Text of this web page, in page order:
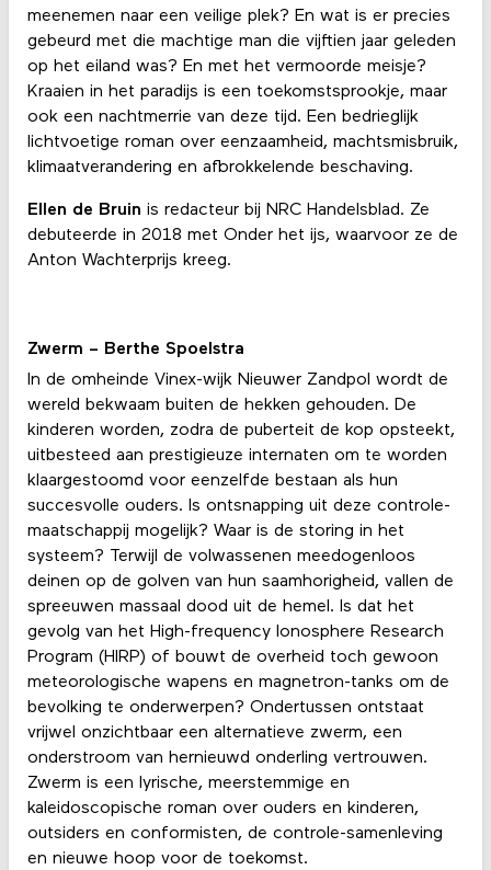
meenemen naar een veilige plek? En wat is er precies
gebeurd met die machtige man die vijftien jaar geleden
op het eiland was? En met het vermoorde meisje?
Kraaien in het paradijs is een toekomstsprookje, maar
ook een nachtmerrie van deze tijd. Een bedrieglijk
lichtvoetige roman over eenzaamheid, machtsmisbruik,
klimaatverandering en afbrokkelende beschaving.
Ellen de Bruin is redacteur bij NRC Handelsblad. Ze
debuteerde in 2018 met Onder het ijs, waarvoor ze de
Anton Wachterprijs kreeg.
Zwerm – Berthe Spoelstra
In de omheinde Vinex-wijk Nieuwer Zandpol wordt de
wereld bekwaam buiten de hekken gehouden. De
kinderen worden, zodra de puberteit de kop opsteekt,
uitbesteed aan prestigieuze internaten om te worden
klaargestoomd voor eenzelfde bestaan als hun
succesvolle ouders. Is ontsnapping uit deze controle-
maatschappij mogelijk? Waar is de storing in het
systeem? Terwijl de volwassenen meedogenloos
deinen op de golven van hun saamhorigheid, vallen de
spreeuwen massaal dood uit de hemel. Is dat het
gevolg van het High-frequency Ionosphere Research
Program (HIRP) of bouwt de overheid toch gewoon
meteorologische wapens en magnetron-tanks om de
bevolking te onderwerpen? Ondertussen ontstaat
vrijwel onzichtbaar een alternatieve zwerm, een
onderstroom van hernieuwd onderling vertrouwen.
Zwerm is een lyrische, meerstemmige en
kaleidoscopische roman over ouders en kinderen,
outsiders en conformisten, de controle-samenleving
en nieuwe hoop voor de toekomst.